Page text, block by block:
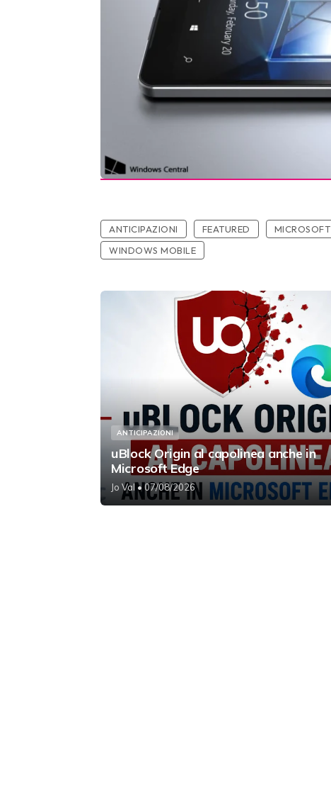
ANTICIPAZIONI FEATURED MICROSOFT
WINDOWS MOBILE
ANTICIPAZIONI
uBlock Origin al capolinea anche in
Microsoft Edge
Jo Val • 07/08/2026